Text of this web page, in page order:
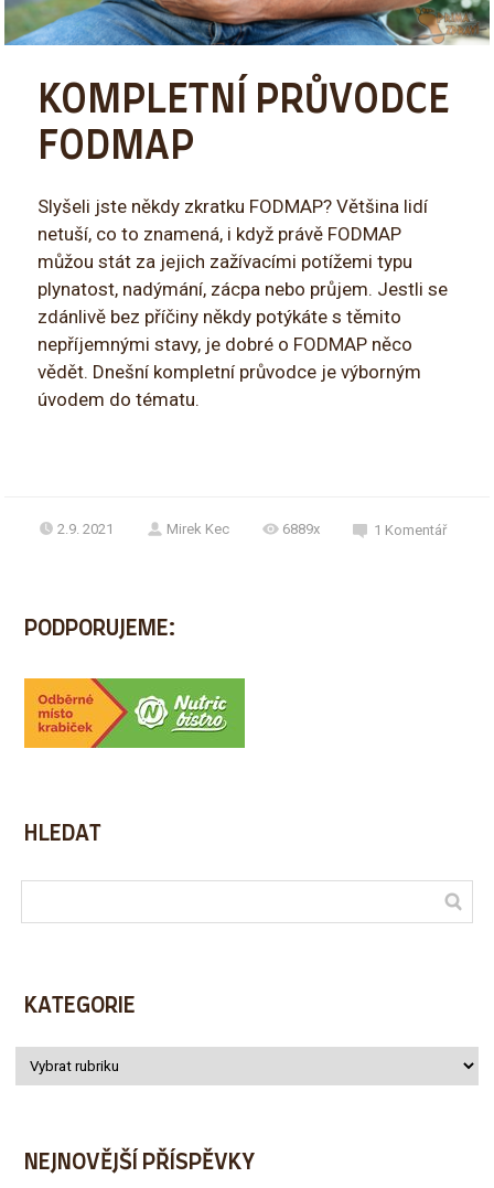
KOMPLETNÍ PRŮVODCE
FODMAP
Slyšeli jste někdy zkratku FODMAP? Většina lidí
netuší, co to znamená, i když právě FODMAP
můžou stát za jejich zažívacími potížemi typu
plynatost, nadýmání, zácpa nebo průjem. Jestli se
zdánlivě bez příčiny někdy potýkáte s těmito
nepříjemnými stavy, je dobré o FODMAP něco
vědět. Dnešní kompletní průvodce je výborným
úvodem do tématu.
2.9. 2021 Mirek Kec 6889x 1 Komentář
PODPORUJEME:
HLEDAT
KATEGORIE
NEJNOVĚJŠÍ PŘÍSPĚVKY